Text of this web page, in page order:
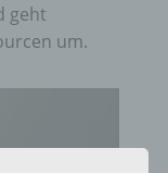
geht
um.